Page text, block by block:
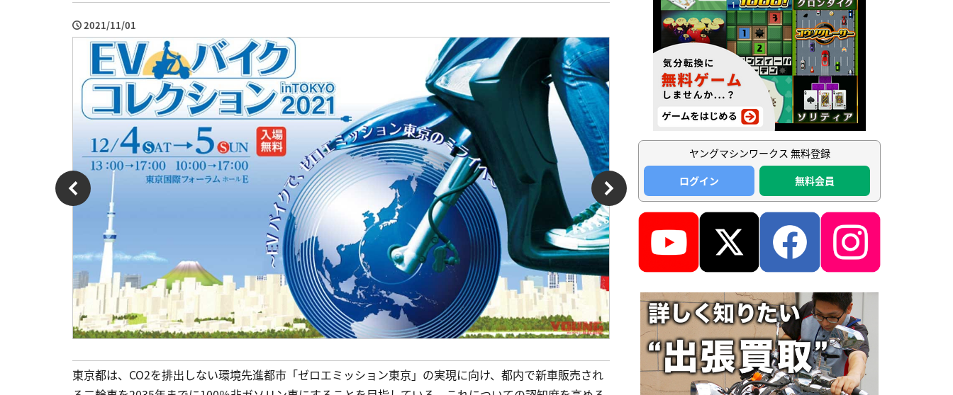
2021/11/01
東京都は、CO2を排出しない環境先進都市「ゼロエミッション東京」の実現に向け、都内で新車販売され
ヤングマシンワークス 無料登録
ログイン
無料会員